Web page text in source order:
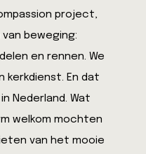
project,
beweging:
en rennen. We
En dat
Nederland. Wat
welkom mochten
van het mooie